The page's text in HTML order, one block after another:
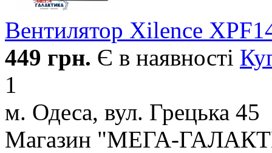
Вентилятор Xilence
449 грн. Є в наявності
1
м. Одеса, вул. Грецька 45
Магазин "МЕГА-